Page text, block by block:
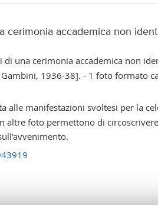
cerimonia accademica non
una cerimonia accademica non
1936-38]. - 1 foto formato
manifestazioni svoltesi per la
altre foto permettono di